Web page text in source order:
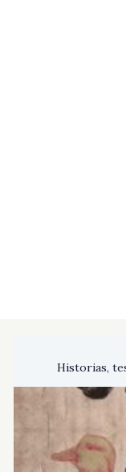
Historias,